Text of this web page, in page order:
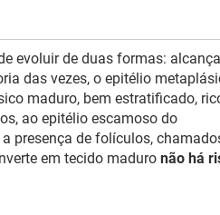
evoluir de duas formas:
das vezes, o epitélio
maduro, bem estratificado,
ao epitélio escamoso do
presença de folículos,
em tecido maduro não há